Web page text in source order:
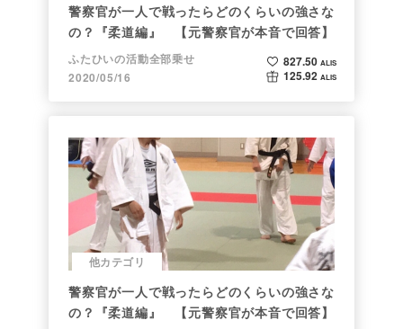
警察官が一人で戦ったらどのくらいの強さな
の？『柔道編』 【元警察官が本音で回答】
ふたひいの活動全部乗せ
2020/05/16
827.50 ALIS
125.92 ALIS
他カテゴリ
警察官が一人で戦ったらどのくらいの強さな
の？『柔道編』 【元警察官が本音で回答】